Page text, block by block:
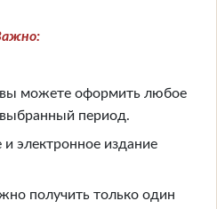
вы можете оформить любое
период.
и электронное издание
получить только один